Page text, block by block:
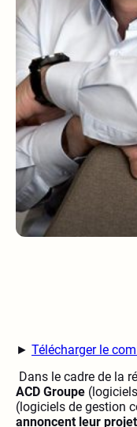
► Télécharger le
Dans le cadre de la
ACD Groupe
(logiciels de gestion
annoncent leur